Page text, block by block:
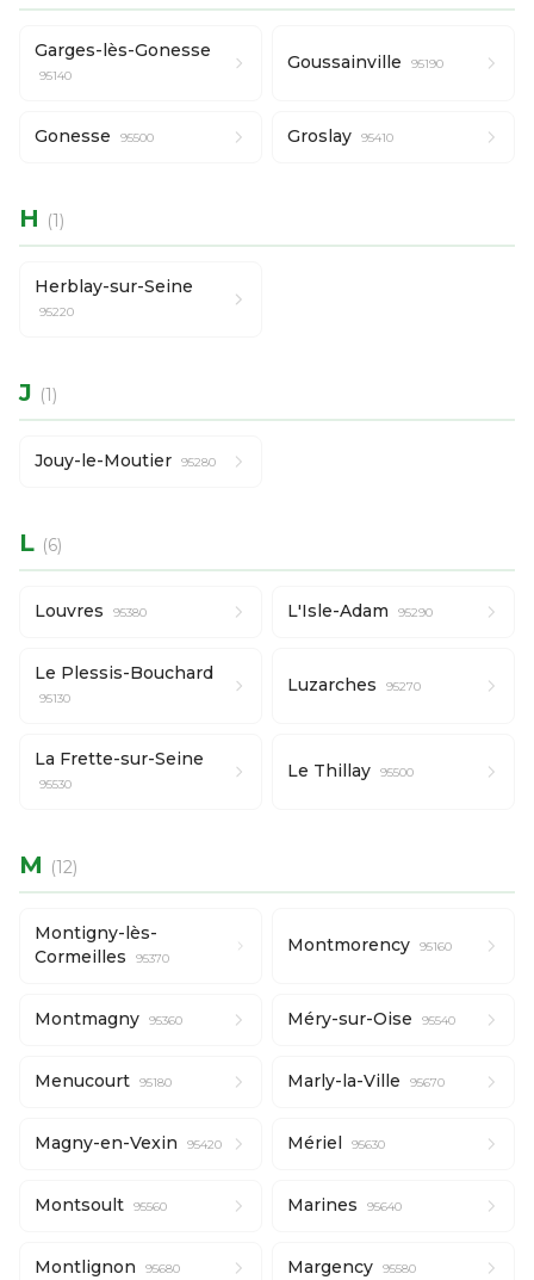
Garges-lès-Gonesse
95140
Goussainville 95190
Gonesse 95500 Groslay 95410
H (1)
Herblay-sur-Seine
95220
J (1)
Jouy-le-Moutier 95280
L (6)
Louvres 95380 L'Isle-Adam 95290
Le Plessis-Bouchard
95130
Luzarches 95270
La Frette-sur-Seine
95530
Le Thillay 95500
M (12)
Montigny-lès-
Cormeilles
95370
Montmorency 95160
Montmagny 95360 Méry-sur-Oise 95540
Menucourt 95180 Marly-la-Ville 95670
Magny-en-Vexin 95420 Mériel 95630
Montsoult 95560 Marines 95640
Montlignon 95680 Margency 95580